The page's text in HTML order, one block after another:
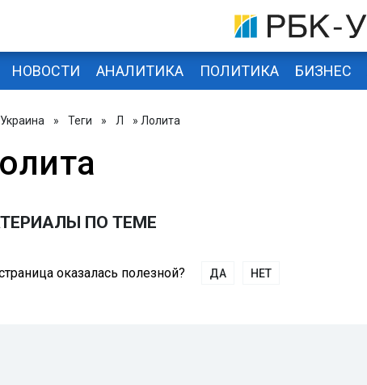
НОВОСТИ АНАЛИТИКА ПОЛИТИКА БИЗНЕС
» Теги » Л » Лолита
ПО ТЕМЕ
оказалась полезной? ДА НЕТ